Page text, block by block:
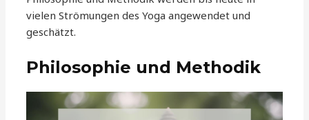
vielen Strömungen des Yoga angewendet und
geschätzt.
Philosophie und Methodik